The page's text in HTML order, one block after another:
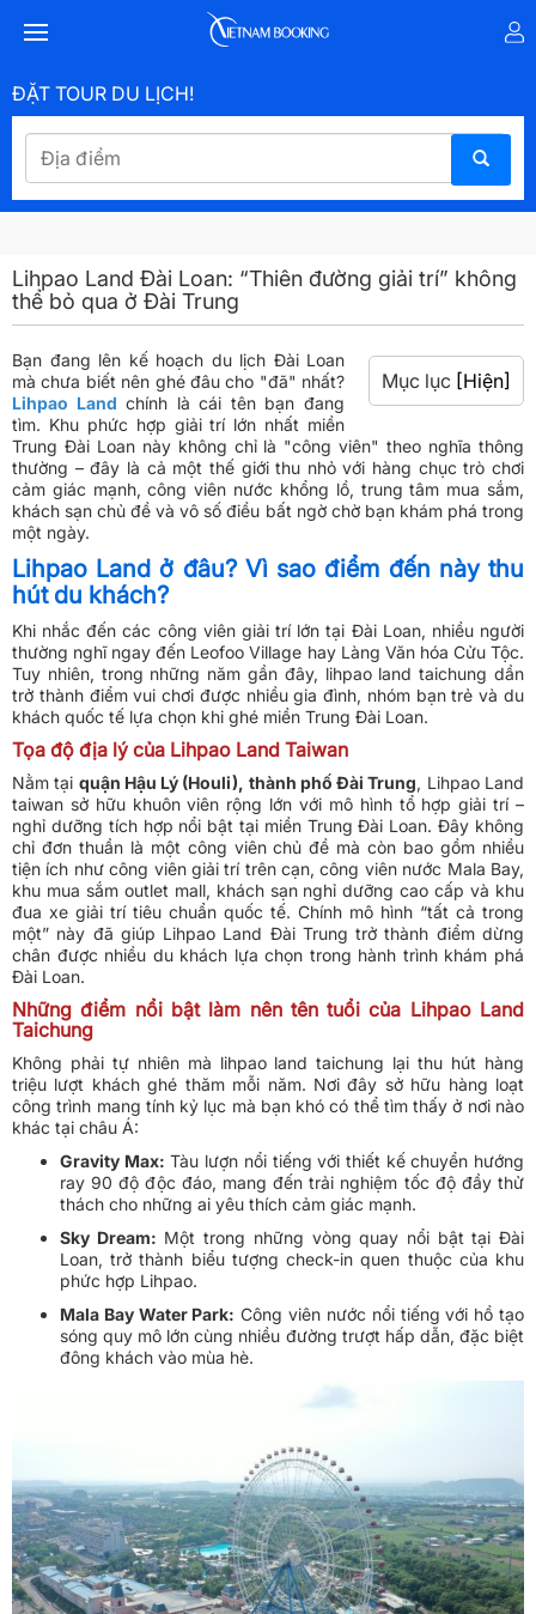
ĐẶT TOUR DU LỊCH!
Lihpao Land Đài Loan: “Thiên đường giải trí” không
thể bỏ qua ở Đài Trung
Mục lục [Hiện]
Bạn đang lên kế hoạch du lịch Đài Loan
mà chưa biết nên ghé đâu cho "đã" nhất?
Lihpao Land chính là cái tên bạn đang
tìm. Khu phức hợp giải trí lớn nhất miền
Trung Đài Loan này không chỉ là "công viên" theo nghĩa thông
thường – đây là cả một thế giới thu nhỏ với hàng chục trò chơi
cảm giác mạnh, công viên nước khổng lồ, trung tâm mua sắm,
khách sạn chủ đề và vô số điều bất ngờ chờ bạn khám phá trong
một ngày.
Lihpao Land ở đâu? Vì sao điểm đến này thu
hút du khách?
Khi nhắc đến các công viên giải trí lớn tại Đài Loan, nhiều người
thường nghĩ ngay đến Leofoo Village hay Làng Văn hóa Cửu Tộc.
Tuy nhiên, trong những năm gần đây, lihpao land taichung dần
trở thành điểm vui chơi được nhiều gia đình, nhóm bạn trẻ và du
khách quốc tế lựa chọn khi ghé miền Trung Đài Loan.
Tọa độ địa lý của Lihpao Land Taiwan
Nằm tại quận Hậu Lý (Houli), thành phố Đài Trung, Lihpao Land
taiwan sở hữu khuôn viên rộng lớn với mô hình tổ hợp giải trí –
nghỉ dưỡng tích hợp nổi bật tại miền Trung Đài Loan. Đây không
chỉ đơn thuần là một công viên chủ đề mà còn bao gồm nhiều
tiện ích như công viên giải trí trên cạn, công viên nước Mala Bay,
khu mua sắm outlet mall, khách sạn nghỉ dưỡng cao cấp và khu
đua xe giải trí tiêu chuẩn quốc tế. Chính mô hình “tất cả trong
một” này đã giúp Lihpao Land Đài Trung trở thành điểm dừng
chân được nhiều du khách lựa chọn trong hành trình khám phá
Đài Loan.
Những điểm nổi bật làm nên tên tuổi của Lihpao Land
Taichung
Không phải tự nhiên mà lihpao land taichung lại thu hút hàng
triệu lượt khách ghé thăm mỗi năm. Nơi đây sở hữu hàng loạt
công trình mang tính kỷ lục mà bạn khó có thể tìm thấy ở nơi nào
khác tại châu Á:
Gravity Max: Tàu lượn nổi tiếng với thiết kế chuyển hướng
ray 90 độ độc đáo, mang đến trải nghiệm tốc độ đầy thử
thách cho những ai yêu thích cảm giác mạnh.
Sky Dream: Một trong những vòng quay nổi bật tại Đài
Loan, trở thành biểu tượng check-in quen thuộc của khu
phức hợp Lihpao.
Mala Bay Water Park: Công viên nước nổi tiếng với hồ tạo
sóng quy mô lớn cùng nhiều đường trượt hấp dẫn, đặc biệt
đông khách vào mùa hè.